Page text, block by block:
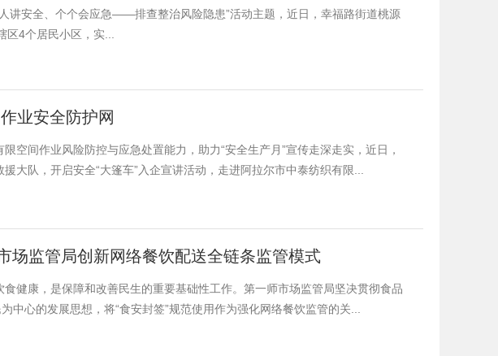
讲安全、个个会应急——排查整治风险隐患”活动主题，近日，幸福路街道桃源
区4个居民小区，实...
业安全防护网
空间作业风险防控与应急处置能力，助力“安全生产月”宣传走深走实，近日，
大队，开启安全“大篷车”入企宣讲活动，走进阿拉尔市中泰纺织有限...
场监管局创新网络餐饮配送全链条监管模式
健康，是保障和改善民生的重要基础性工作。第一师市场监管局坚决贯彻食品
中心的发展思想，将“食安封签”规范使用作为强化网络餐饮监管的关...